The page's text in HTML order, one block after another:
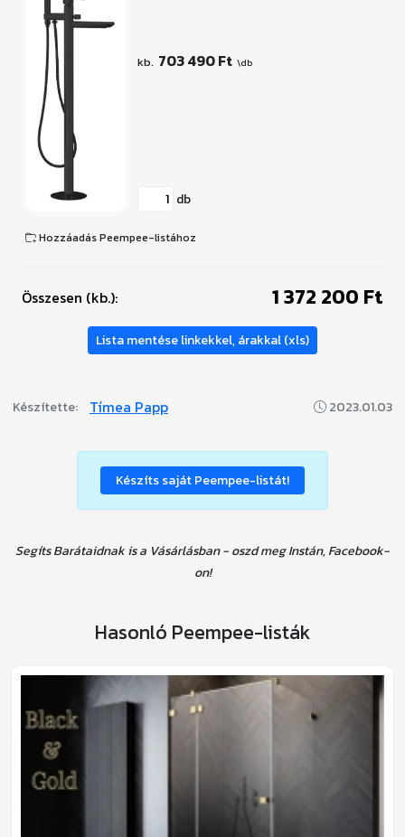
703 490 Ft
db
Hozzáadás Peempee-listához
Összesen (kb.): 1 372 200 Ft
Lista mentése linkekkel, árakkal (xls)
Készítette: Tímea Papp 2023.01.03
Készíts saját Peempee-listát!
Segíts Barátaidnak is a Vásárlásban - oszd meg Instán, Facebook-
on!
Hasonló Peempee-listák